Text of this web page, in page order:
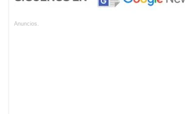
Anuncios.